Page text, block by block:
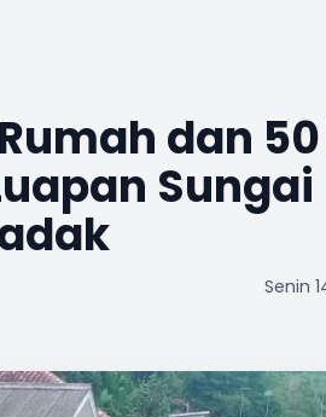
dan
Sungai
Senin